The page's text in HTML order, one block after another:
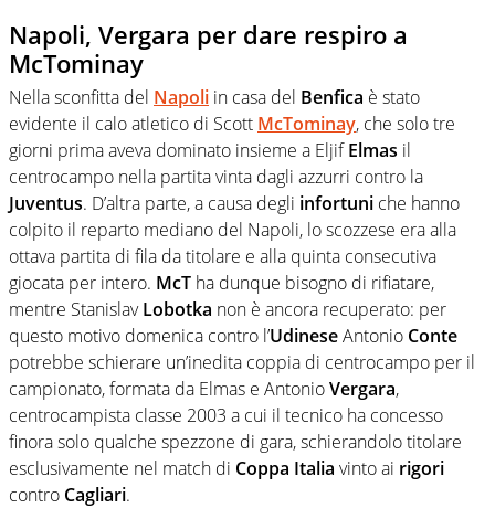
Napoli, Vergara per dare respiro a
McTominay
Nella sconfitta del Napoli in casa del Benfica è stato
evidente il calo atletico di Scott McTominay, che solo tre
giorni prima aveva dominato insieme a EljifElmas il
centrocampo nella partita vinta dagli azzurri contro la
Juventus. D’altra parte, a causa degli infortuni che hanno
colpito il reparto mediano del Napoli, lo scozzese era alla
ottava partita di fila da titolare e alla quinta consecutiva
giocata per intero. McT ha dunque bisogno di rifiatare,
mentre StanislavLobotka non è ancora recuperato: per
questo motivo domenica contro l’UdineseAntonio Conte
potrebbe schierare un’inedita coppia di centrocampo per il
campionato, formata da Elmas e AntonioVergara,
centrocampista classe 2003 a cui il tecnico ha concesso
finora solo qualche spezzone di gara, schierandolo titolare
esclusivamente nel match di Coppa Italia vinto ai rigori
contro Cagliari.